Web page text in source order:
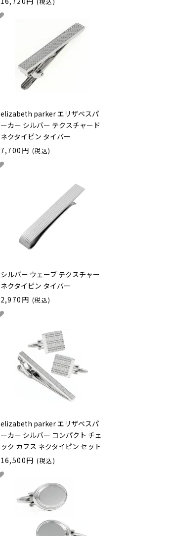
elizabeth parker エリザベスパ
ーカー シルバー テクスチャード
ネクタイピン タイバー
7,700円 (税込)
シルバー ウェーブ テクスチャー
ネクタイピン タイバー
2,970円 (税込)
elizabeth parker エリザベスパ
ーカー シルバー コンパクト チェ
ック カフス ネクタイピン セット
16,500円 (税込)